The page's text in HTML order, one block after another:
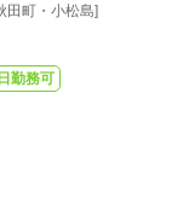
田町・小松島]
勤務可